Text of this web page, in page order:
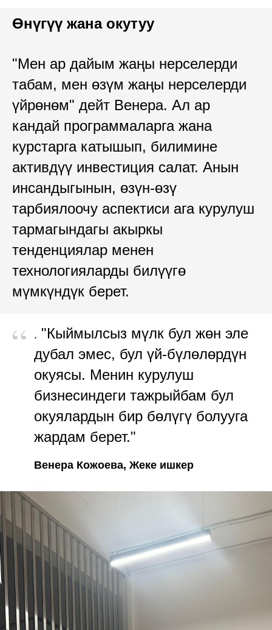
Өнүгүү жана окутуу
"Мен ар дайым жаңы нерселерди
табам, мен өзүм жаңы нерселерди
үйрөнөм" дейт Венера. Ал ар
кандай программаларга жана
курстарга катышып, билимине
активдүү инвестиция салат. Анын
инсандыгынын, өзүн-өзү
тарбиялоочу аспектиси ага курулуш
тармагындагы акыркы
тенденциялар менен
технологияларды билүүгө
мүмкүндүк берет.
“ . "Кыймылсыз мүлк бул жөн эле
дубал эмес, бул үй-бүлөлөрдүн
окуясы. Менин курулуш
бизнесиндеги тажрыйбам бул
окуялардын бир бөлүгү болууга
жардам берет."
Венера Кожоева, Жеке ишкер